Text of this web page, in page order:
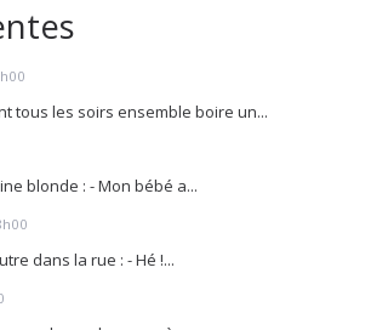
tous les soirs ensemble boire un...
blonde : - Mon bébé a...
dans la rue : - Hé !...